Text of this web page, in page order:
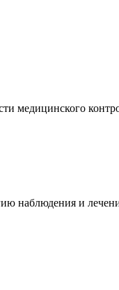
медицинского
наблюдения и